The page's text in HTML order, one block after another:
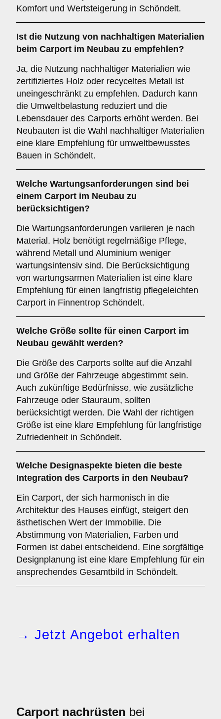
Komfort und Wertsteigerung in Schöndelt.
Ist die Nutzung von nachhaltigen Materialien
beim Carport im Neubau zu empfehlen?
Ja, die Nutzung nachhaltiger Materialien wie
zertifiziertes Holz oder recyceltes Metall ist
uneingeschränkt zu empfehlen. Dadurch kann
die Umweltbelastung reduziert und die
Lebensdauer des Carports erhöht werden. Bei
Neubauten ist die Wahl nachhaltiger Materialien
eine klare Empfehlung für umweltbewusstes
Bauen in Schöndelt.
Welche Wartungsanforderungen sind bei
einem Carport im Neubau zu
berücksichtigen?
Die Wartungsanforderungen variieren je nach
Material. Holz benötigt regelmäßige Pflege,
während Metall und Aluminium weniger
wartungsintensiv sind. Die Berücksichtigung
von wartungsarmen Materialien ist eine klare
Empfehlung für einen langfristig pflegeleichten
Carport in Finnentrop Schöndelt.
Welche Größe sollte für einen Carport im
Neubau gewählt werden?
Die Größe des Carports sollte auf die Anzahl
und Größe der Fahrzeuge abgestimmt sein.
Auch zukünftige Bedürfnisse, wie zusätzliche
Fahrzeuge oder Stauraum, sollten
berücksichtigt werden. Die Wahl der richtigen
Größe ist eine klare Empfehlung für langfristige
Zufriedenheit in Schöndelt.
Welche Designaspekte bieten die beste
Integration des Carports in den Neubau?
Ein Carport, der sich harmonisch in die
Architektur des Hauses einfügt, steigert den
ästhetischen Wert der Immobilie. Die
Abstimmung von Materialien, Farben und
Formen ist dabei entscheidend. Eine sorgfältige
Designplanung ist eine klare Empfehlung für ein
ansprechendes Gesamtbild in Schöndelt.
→ Jetzt Angebot erhalten
Carport nachrüsten bei